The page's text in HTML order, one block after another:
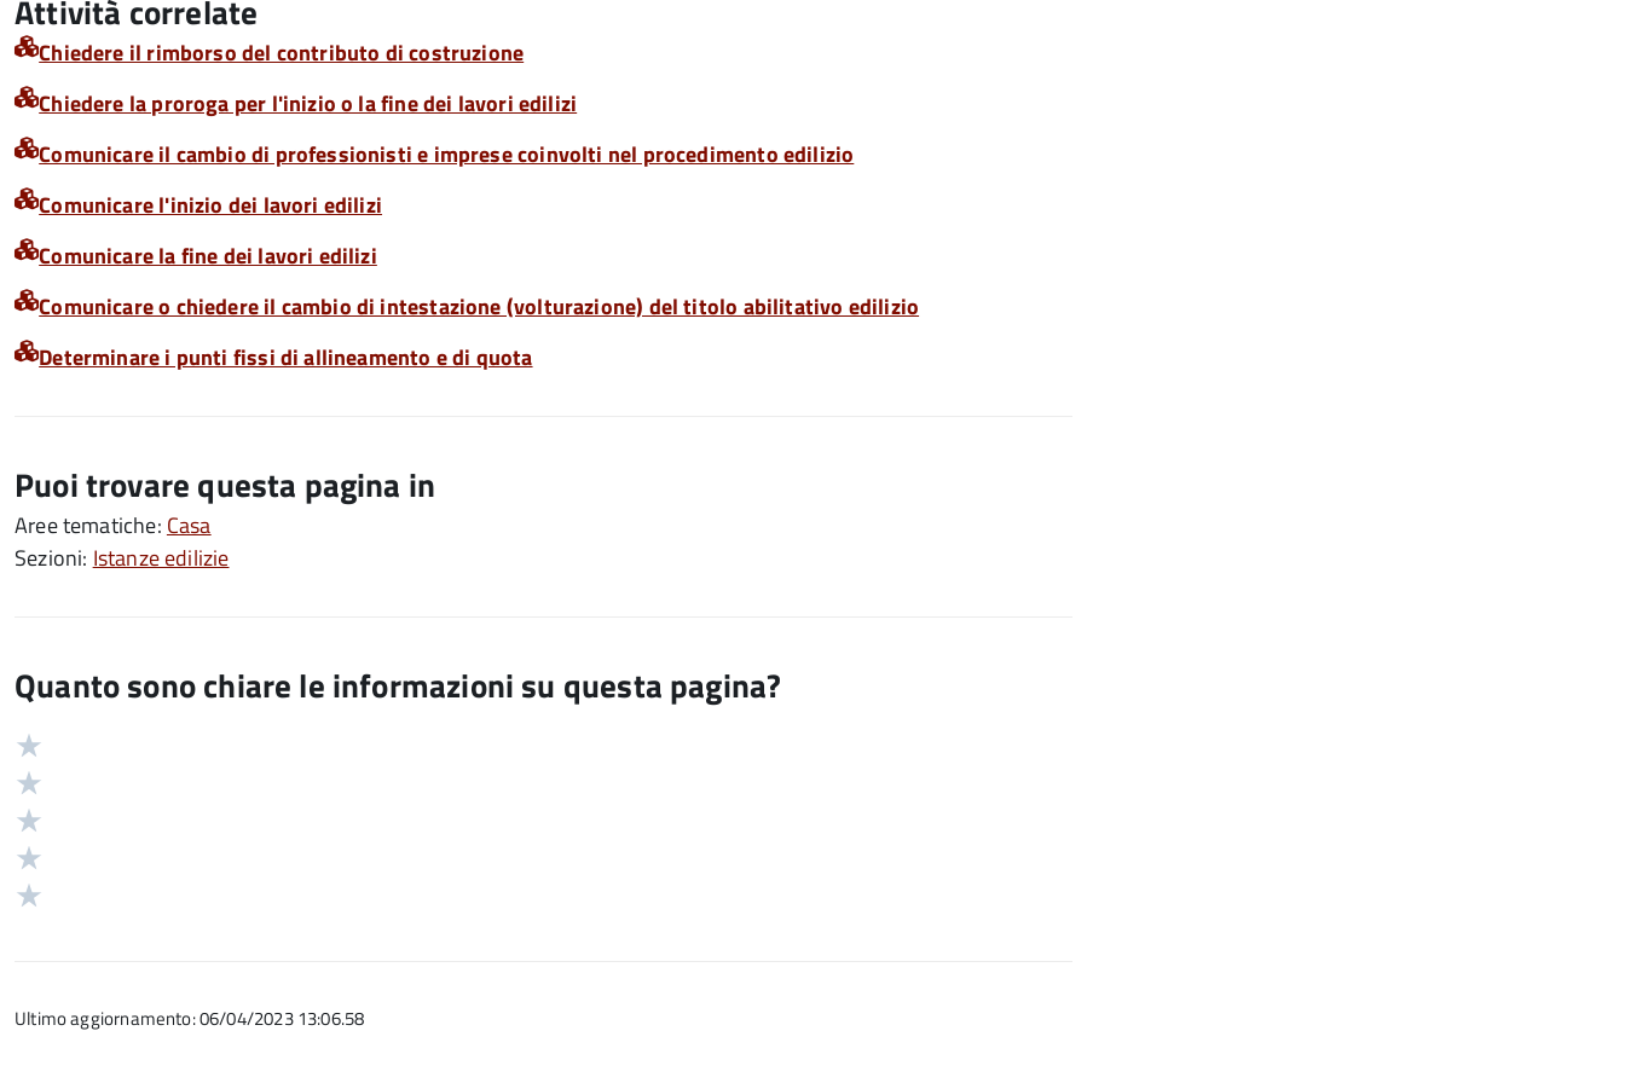
Attività correlate
Chiedere il rimborso del contributo di costruzione
Chiedere la proroga per l'inizio o la fine dei lavori edilizi
Comunicare il cambio di professionisti e imprese coinvolti nel procedimento edilizio
Comunicare l'inizio dei lavori edilizi
Comunicare la fine dei lavori edilizi
Comunicare o chiedere il cambio di intestazione (volturazione) del titolo abilitativo edilizio
Determinare i punti fissi di allineamento e di quota
Puoi trovare questa pagina in
Aree tematiche: Casa
Sezioni: Istanze edilizie
Quanto sono chiare le informazioni su questa pagina?
Valutazione
5
Ultimo aggiornamento: 06/04/2023 13:06.58